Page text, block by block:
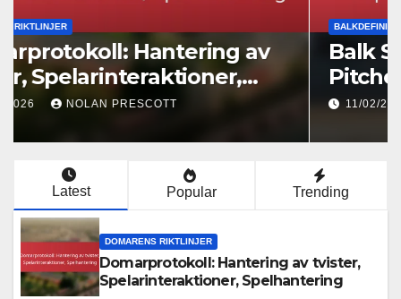
DOMARENS RIKTLINJER
Domarprotokoll: Hantering av
tvister, Spelarinteraktioner,
Spelhantering
11/02/2026 NOLAN PRESCOTT
Latest Popular Trending
DOMARENS RIKTLINJER
Domarprotokoll: Hantering av tvister,
Spelarinteraktioner, Spelhantering